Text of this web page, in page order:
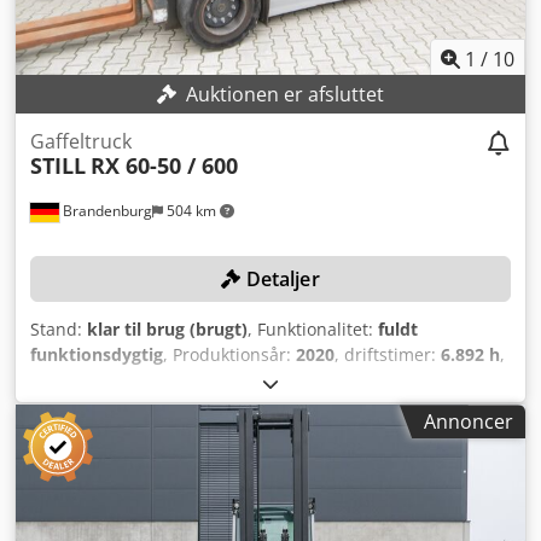
1 / 10
Auktionen er afsluttet
Brandenburg 504 km
Gaffeltruck
STILL RX 60-50 / 600
Detaljer
Stand: klar til brug (brugt), Funktionalitet: fuldt
funktionsdygtig, Produktionsår: 2020, driftstimer: 6.892 h,
, løftehøjde:
bygningshøjde:2.570 mm, tomvægt:8.244 kg, Udstyr:
sideforskydning
, TEKNISKE DETALJER Csdpfx Aoza
Dnwjfpsrf Løftekapacitet: 5.000 kg Løftehøjde: 3.500 mm
Bygge­højde: 2.570 mm MASKINEDETALJER Brændstoftype:
elektrisk Fordæksdimension: 355/50 - 15 (25%)
Bagdæksdimension: 200/75 - 9 (25%) Mål & Vægt Samlet
Annoncer